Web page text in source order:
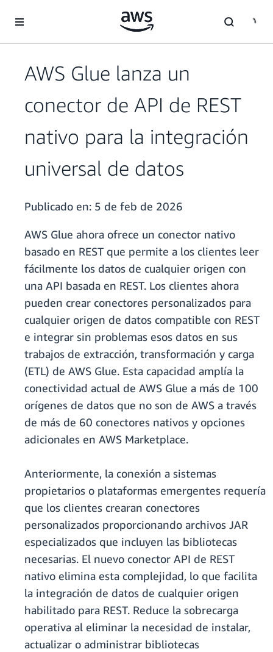
AWS Glue lanza un
conector de API de REST
nativo para la integración
universal de datos
Publicado en: 5 de feb de 2026
AWS Glue ahora ofrece un conector nativo
basado en REST que permite a los clientes leer
fácilmente los datos de cualquier origen con
una API basada en REST. Los clientes ahora
pueden crear conectores personalizados para
cualquier origen de datos compatible con REST
e integrar sin problemas esos datos en sus
trabajos de extracción, transformación y carga
(ETL) de AWS Glue. Esta capacidad amplía la
conectividad actual de AWS Glue a más de 100
orígenes de datos que no son de AWS a través
de más de 60 conectores nativos y opciones
adicionales en AWS Marketplace.
Anteriormente, la conexión a sistemas
propietarios o plataformas emergentes requería
que los clientes crearan conectores
personalizados proporcionando archivos JAR
especializados que incluyen las bibliotecas
necesarias. El nuevo conector API de REST
nativo elimina esta complejidad, lo que facilita
la integración de datos de cualquier origen
habilitado para REST. Reduce la sobrecarga
operativa al eliminar la necesidad de instalar,
actualizar o administrar bibliotecas